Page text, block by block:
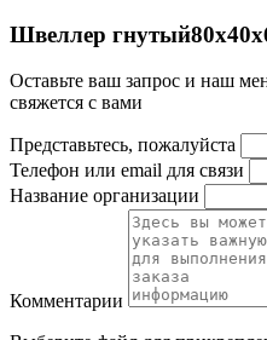
Швеллер
Оставьте ваш запрос и наш
свяжется с вами
Представьтесь, пожалуйста
Телефон или email для связи
Название организации
Комментарии